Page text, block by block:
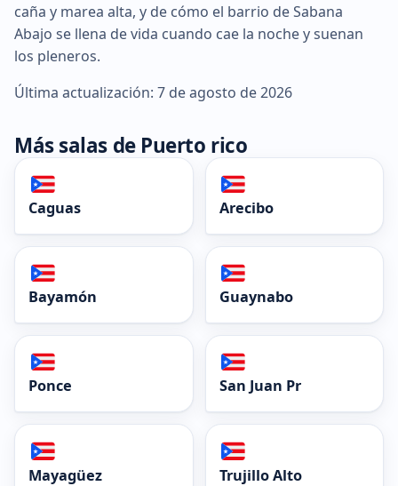
caña y marea alta, y de cómo el barrio de Sabana
Abajo se llena de vida cuando cae la noche y suenan
los pleneros.
Última actualización: 7 de agosto de 2026
Más salas de Puerto rico
Caguas Arecibo
Bayamón Guaynabo
Ponce San Juan Pr
Mayagüez Trujillo Alto